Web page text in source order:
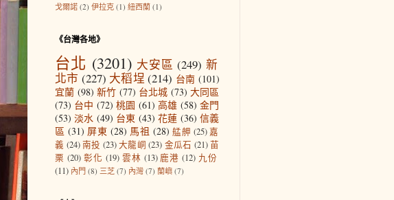
戈爾諾 (2) 伊拉克 (1) 紐西蘭 (1)
《台灣各地》
台北 (3201) 大安區 (249) 新
北市 (227) 大稻埕 (214) 台南 (101)
宜蘭 (98) 新竹 (77) 台北城 (73) 大同區
(73) 台中 (72) 桃園 (61) 高雄 (58) 金門
(53) 淡水 (49) 台東 (43) 花蓮 (36) 信義
區 (31) 屏東 (28) 馬祖 (28) 艋舺 (25) 嘉
義 (24) 南投 (23)大龍峒 (23) 金瓜石 (21)苗
栗 (20) 彰化 (19) 雲林 (13) 鹿港 (12) 九份
(11) 內門 (8) 三芝 (7) 內灣 (7) 蘭嶼 (7)